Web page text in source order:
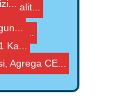
CE...
ISO 9001 Ka...